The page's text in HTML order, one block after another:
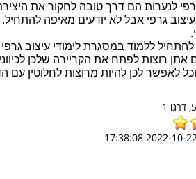
לאפשר לכן להיות מרוצות לחלוטין
5, דרגו 1
2022-10-22